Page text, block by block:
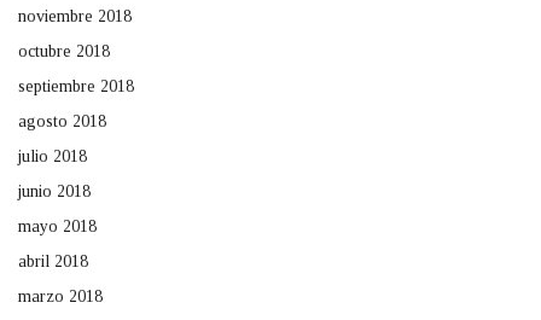
noviembre 2018
octubre 2018
septiembre 2018
agosto 2018
julio 2018
junio 2018
mayo 2018
abril 2018
marzo 2018